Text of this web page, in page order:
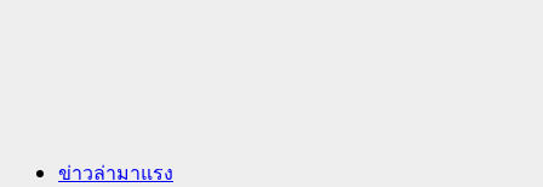
ข่าวล่ามาแรง